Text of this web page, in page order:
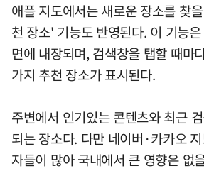
애플 지도에서는 새로운 장소를 찾
천 장소' 기능도 반영된다. 이 기능
면에 내장되며, 검색창을 탭할 때마
가지 추천 장소가 표시된다.
주변에서 인기있는 콘텐츠와 최근
되는 장소다. 다만 네이버·카카오
자들이 많아 국내에서 큰 영향은 없